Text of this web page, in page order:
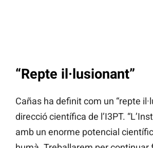
“Repte il·lusionant”
Cañas ha definit com un “repte
direcció científica de l’I3PT.
amb un enorme potencial